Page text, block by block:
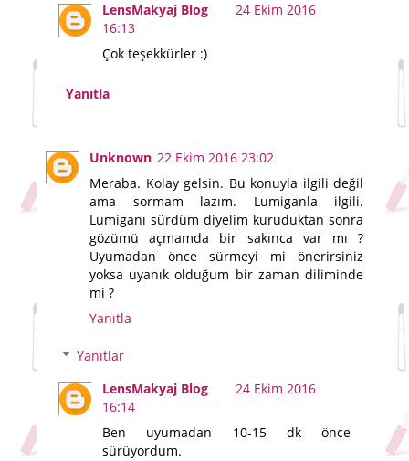
LensMakyaj Blog
24 Ekim 2016
16:13
Çok teşekkürler :)
Yanıtla
Unknown 22 Ekim 2016 23:02
Meraba. Kolay gelsin. Bu konuyla ilgili değil
ama sormam lazım. Lumiganla ilgili.
Lumiganı sürdüm diyelim kuruduktan sonra
gözümü açmamda bir sakınca var mı ?
Uyumadan önce sürmeyi mi önerirsiniz
yoksa uyanık olduğum bir zaman diliminde
mi ?
Yanıtla
Yanıtlar
LensMakyaj Blog
24 Ekim 2016
16:14
Ben uyumadan 10-15 dk önce
sürüyordum.